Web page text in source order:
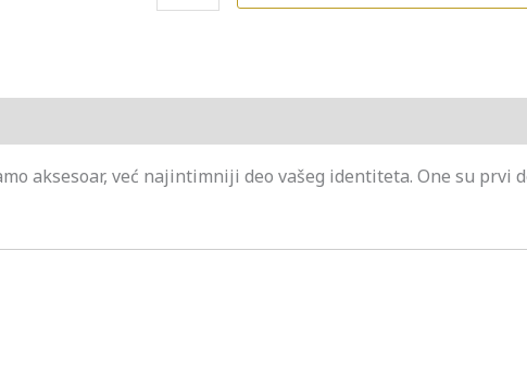
aksesoar, već najintimniji deo vašeg identiteta. One su prvi